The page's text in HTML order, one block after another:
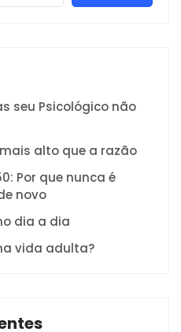
seu Psicológico não
alto que a razão
Por que nunca é
novo
dia a dia
vida adulta?